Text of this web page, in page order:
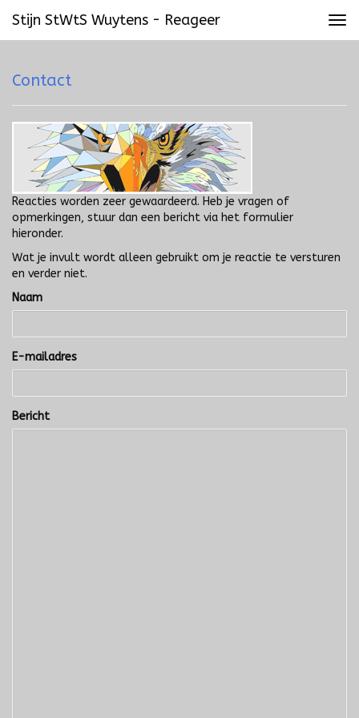
Stijn StWtS Wuytens - Reageer
Contact
Reacties worden zeer gewaardeerd. Heb je vragen of
opmerkingen, stuur dan een bericht via het formulier
hieronder.
Wat je invult wordt alleen gebruikt om je reactie te versturen
en verder niet.
Naam
E-mailadres
Bericht